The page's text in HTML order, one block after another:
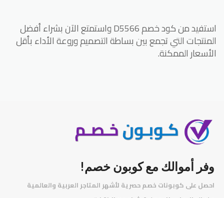
استفيد من كود خصم D5566 واستمتع الآن بشراء أفضل
المنتجات التي تجمع بين بساطة التصميم وروعة الأداء بأقل
الأسعار الممكنة.
وفر أموالك مع كوبون خصم!
احصل على كوبونات خصم حصرية لأشهر المتاجر العربية والعالمية